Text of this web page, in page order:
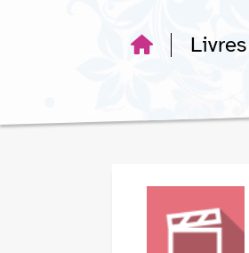
Livres